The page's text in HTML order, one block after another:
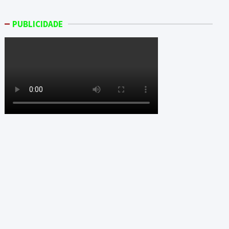
PUBLICIDADE